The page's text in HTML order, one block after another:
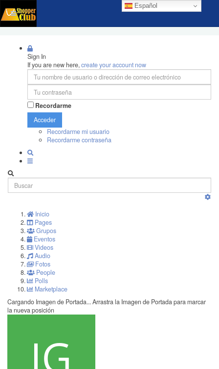
Español
Sign In
If you are new here,create your account now
Recordarme
Acceder
Recordarme mi usuario
Recordarme contraseña
Inicio
Pages
Grupos
Eventos
Videos
Audio
Fotos
People
Polls
Marketplace
Cargando Imagen de Portada... Arrastra la Imagen de Portada para marcar
la nueva posición